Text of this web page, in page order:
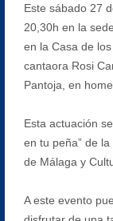
Este sábado 27
20,30h en la
en la Casa de
cantaora Rosi
Pantoja, en
Esta actuación
en tu peña” de
de Málaga y
A este evento